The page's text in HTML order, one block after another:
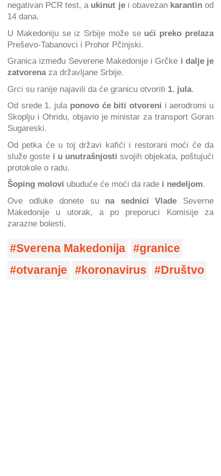
negativan PCR test, a ukinut jei obavezankarantinod
14 dana.
U Makedoniju se iz Srbije može se ući preko prelaza
Preševo-Tabanovci i Prohor Pčinjski.
Granica između Severene Makedonije i Grčke i dalje je
zatvorenaza državljane Srbije.
Grci su ranije najavili da će granicu otvoriti 1. jula.
Od srede 1. jula ponovo će biti otvoreni i aerodromi u
Skoplju i Ohridu, objavio je ministar za transport Goran
Sugareski.
Od petka će u toj državi kafići i restorani moći će da
služe goste i u unutrašnjostisvojih objekata, poštujući
protokole o radu.
Šoping molovi ubuduće će moći da rade i nedelјom.
Ove odluke donete su na sednici Vlade Severne
Makedonije u utorak, a po preporuci Komisije za
zarazne bolesti.
Sverena Makedonija
granice
otvaranje
koronavirus Društvo